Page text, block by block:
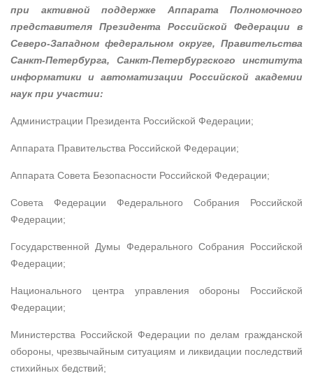
при активной поддержке Аппарата Полномочного
представителя Президента Российской Федерации в
Северо-Западном федеральном округе, Правительства
Санкт-Петербурга, Санкт-Петербургского института
информатики и автоматизации Российской академии
наук при участии:
Администрации Президента Российской Федерации;
Аппарата Правительства Российской Федерации;
Аппарата Совета Безопасности Российской Федерации;
Совета Федерации Федерального Собрания Российской
Федерации;
Государственной Думы Федерального Собрания Российской
Федерации;
Национального центра управления обороны Российской
Федерации;
Министерства Российской Федерации по делам гражданской
обороны, чрезвычайным ситуациям и ликвидации последствий
стихийных бедствий;